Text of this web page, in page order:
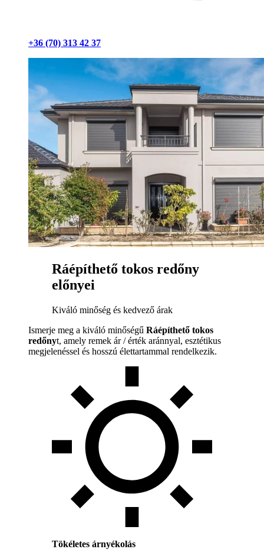
+36 (70) 313 42 37
Ráépíthető tokos redőny
előnyei
Kiváló minőség és kedvező árak
Ismerje meg a kiváló minőségű Ráépíthető tokos
redőnyt, amely remek ár / érték aránnyal, esztétikus
megjelenéssel és hosszú élettartammal rendelkezik.
Tökéletes árnyékolás